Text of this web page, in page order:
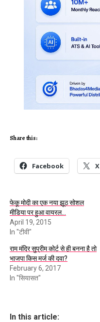
Share this:
Facebook X
फेकू मोदी का एक नया झूठ सोशल
मीडिया पर हुआ वायरल…
April 19, 2015
In "टीवी"
राम मंदिर सुप्रीम कोर्ट से ही बनना है तो
भाजपा किस मर्ज की दवा?
February 6, 2017
In "सियासत"
In this article: